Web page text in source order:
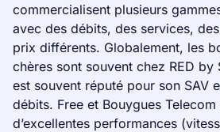
commercialisent plusieurs
avec des débits, des services,
prix différents. Globalement, les
chères sont souvent chez RED by
est souvent réputé pour son SAV
débits. Free et Bouygues
d’excellentes performances